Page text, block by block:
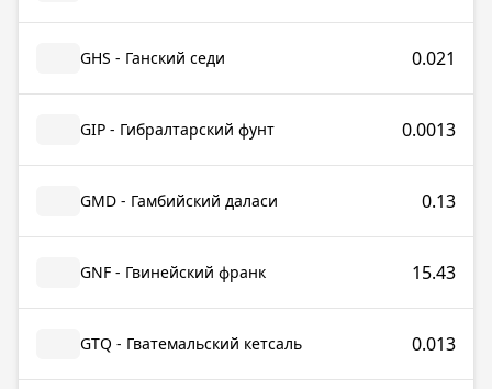
GHS - Ганский седи 0.021
GIP - Гибралтарский фунт 0.0013
GMD - Гамбийский даласи 0.13
GNF - Гвинейский франк 15.43
GTQ - Гватемальский кетсаль 0.013